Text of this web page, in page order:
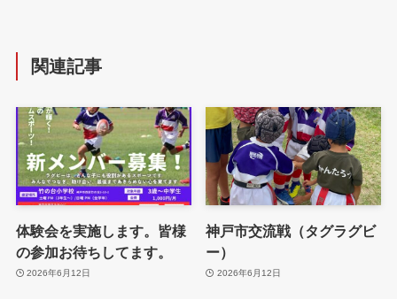
関連記事
体験会を実施します。皆様
の参加お待ちしてます。
2026年6月12日
神戸市交流戦（タグラグビ
ー）
2026年6月12日